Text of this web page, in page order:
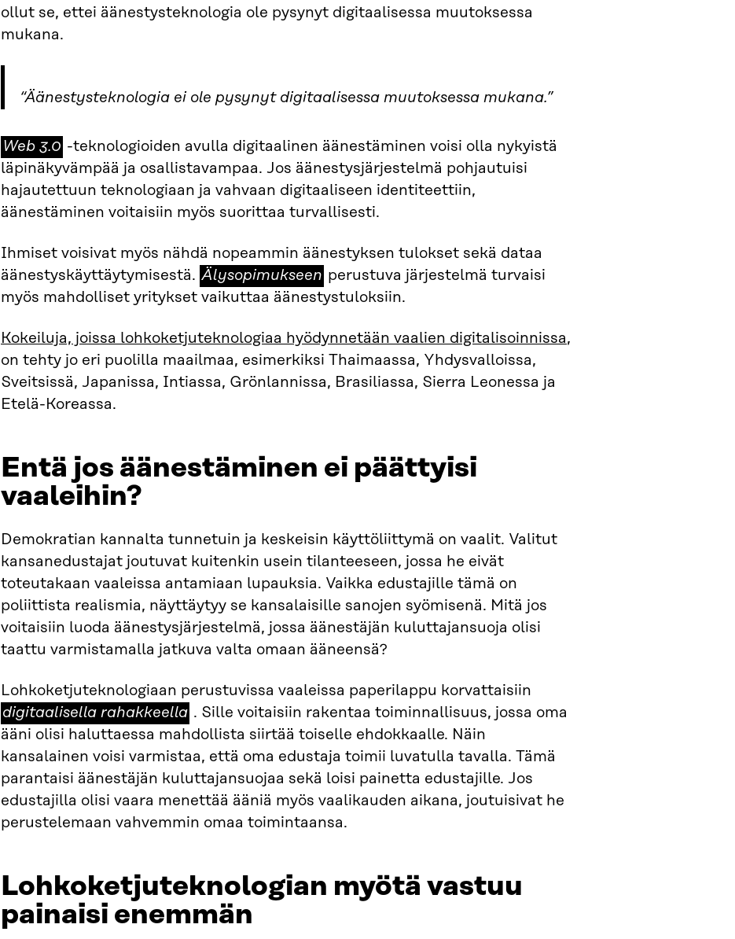
(DAO)
ollut se, ettei äänestysteknologia ole pysynyt digitaalisessa muutoksessa
mukana.
“Äänestysteknologia ei ole pysynyt digitaalisessa muutoksessa mukana.”
Web
3.0
Web 3.0 -teknologioiden avulla digitaalinen äänestäminen voisi olla nykyistä
läpinäkyvämpää ja osallistavampaa. Jos äänestysjärjestelmä pohjautuisi
hajautettuun teknologiaan ja vahvaan digitaaliseen identiteettiin,
äänestäminen voitaisiin myös suorittaa turvallisesti.
Ihmiset voisivat myös nähdä nopeammin äänestyksen tulokset sekä dataa
äänestyskäyttäytymisestä. Älysopimukseen
Älysopimukseen perustuva järjestelmä turvaisi
myös mahdolliset yritykset vaikuttaa äänestystuloksiin.
Kokeiluja, joissa lohkoketjuteknologiaa hyödynnetään vaalien digitalisoinnissa,
on tehty jo eri puolilla maailmaa, esimerkiksi Thaimaassa, Yhdysvalloissa,
Sveitsissä, Japanissa, Intiassa, Grönlannissa, Brasiliassa, Sierra Leonessa ja
Etelä-Koreassa.
Entä jos äänestäminen ei päättyisi
vaaleihin?
Demokratian kannalta tunnetuin ja keskeisin käyttöliittymä on vaalit. Valitut
kansanedustajat joutuvat kuitenkin usein tilanteeseen, jossa he eivät
toteutakaan vaaleissa antamiaan lupauksia. Vaikka edustajille tämä on
poliittista realismia, näyttäytyy se kansalaisille sanojen syömisenä. Mitä jos
voitaisiin luoda äänestysjärjestelmä, jossa äänestäjän kuluttajansuoja olisi
taattu varmistamalla jatkuva valta omaan ääneensä?
Lohkoketjuteknologiaan perustuvissa vaaleissa paperilappu korvattaisiin
rahakkeella
digitaalisella rahakkeella . Sille voitaisiin rakentaa toiminnallisuus, jossa oma
ääni olisi haluttaessa mahdollista siirtää toiselle ehdokkaalle. Näin
kansalainen voisi varmistaa, että oma edustaja toimii luvatulla tavalla. Tämä
parantaisi äänestäjän kuluttajansuojaa sekä loisi painetta edustajille. Jos
edustajilla olisi vaara menettää ääniä myös vaalikauden aikana, joutuisivat he
perustelemaan vahvemmin omaa toimintaansa.
Lohkoketjuteknologian myötä vastuu
painaisi enemmän